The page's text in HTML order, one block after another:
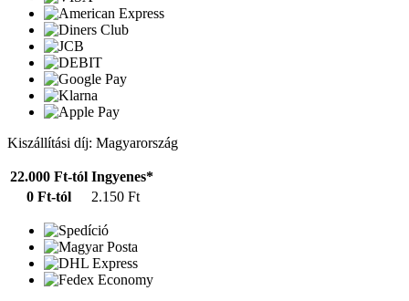
Kiszállítási díj: Magyarország
22.000 Ft-tól Ingyenes*
0 Ft-tól
2.150 Ft